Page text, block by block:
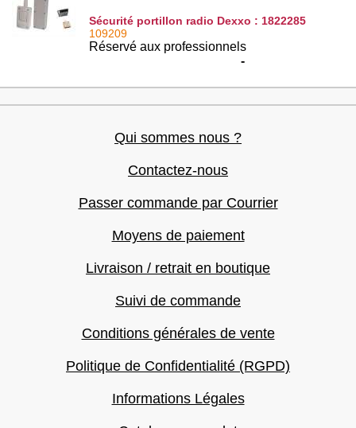
Sécurité portillon radio Dexxo : 1822285
109209
Réservé aux professionnels
-
Qui sommes nous ?
Contactez-nous
Passer commande par Courrier
Moyens de paiement
Livraison / retrait en boutique
Suivi de commande
Conditions générales de vente
Politique de Confidentialité (RGPD)
Informations Légales